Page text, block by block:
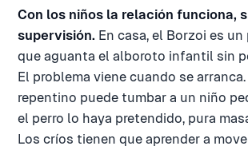
Con los niños la relación funciona,
supervisión. En casa, el Borzoi es
que aguanta el alboroto infantil sin
El problema viene cuando se
repentino puede tumbar a un niño
el perro lo haya pretendido, pura
Los críos tienen que aprender a